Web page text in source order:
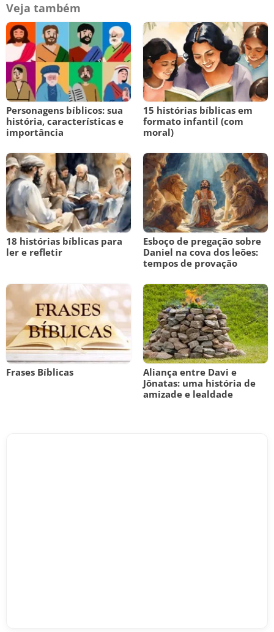
Veja também
Personagens bíblicos: sua
história, características e
importância
15 histórias bíblicas em
formato infantil (com
moral)
18 histórias bíblicas para
ler e refletir
Esboço de pregação sobre
Daniel na cova dos leões:
tempos de provação
Frases Bíblicas
Aliança entre Davi e
Jônatas: uma história de
amizade e lealdade